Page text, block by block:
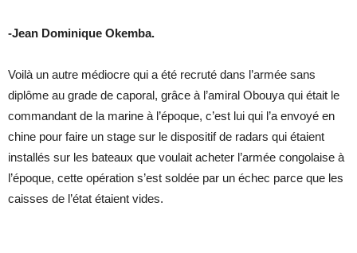
-Jean Dominique Okemba.
Voilà un autre médiocre qui a été recruté dans l’armée sans
diplôme au grade de caporal, grâce à l’amiral Obouya qui était le
commandant de la marine à l’époque, c’est lui qui l’a envoyé en
chine pour faire un stage sur le dispositif de radars qui étaient
installés sur les bateaux que voulait acheter l’armée congolaise à
l’époque, cette opération s’est soldée par un échec parce que les
caisses de l’état étaient vides.